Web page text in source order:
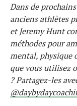
Dans de
anciens athlètes
et Jeremy Hunt
méthodes pour
mental, physique
que vous utilisez
? Partagez-les